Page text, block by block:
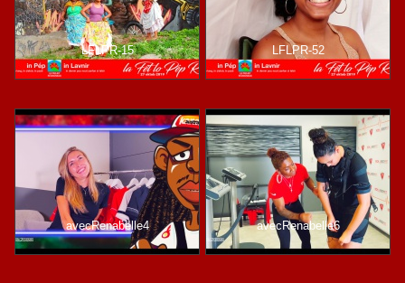
LFLPR-15 LFLPR-52
avecRenabelle4 avecRenabelle6